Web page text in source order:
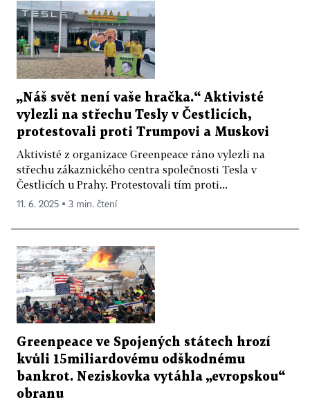
„Náš svět není vaše hračka.“ Aktivisté
vylezli na střechu Tesly v Čestlicích,
protestovali proti Trumpovi a Muskovi
Aktivisté z organizace Greenpeace ráno vylezli na
střechu zákaznického centra společnosti Tesla v
Čestlicích u Prahy. Protestovali tím proti...
11. 6. 2025 ▪ 3 min. čtení
Greenpeace ve Spojených státech hrozí
kvůli 15miliardovému odškodnému
bankrot. Neziskovka vytáhla „evropskou“
obranu